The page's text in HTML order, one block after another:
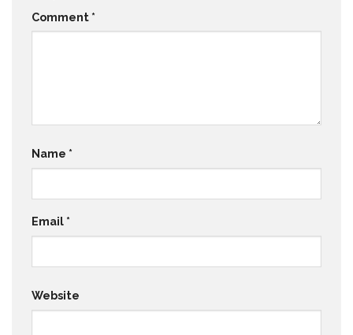
Comment *
Name *
Email *
Website